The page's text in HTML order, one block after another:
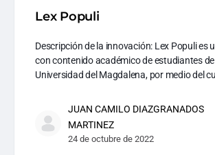
Lex Populi
Descripción de la innovación: Lex Populi es
con contenido académico de estudiantes
Universidad del Magdalena, por medio del
JUAN CAMILO DIAZGRANADOS
MARTINEZ
24 de octubre de 2022